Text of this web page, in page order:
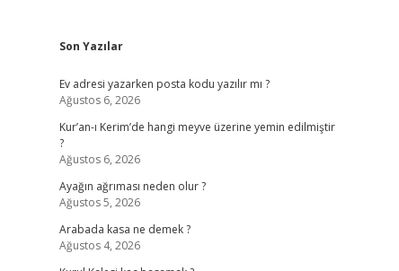
Sidebar
Son Yazılar
Ev adresi yazarken posta kodu yazılır mı ?
Ağustos 6, 2026
Kur’an-ı Kerim’de hangi meyve üzerine yemin edilmiştir
?
Ağustos 6, 2026
Ayağın ağrıması neden olur ?
Ağustos 5, 2026
Arabada kasa ne demek ?
Ağustos 4, 2026